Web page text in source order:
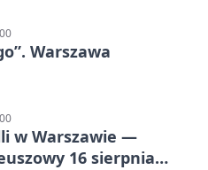
Warszawa
w Warszawie —
16 sierpnia